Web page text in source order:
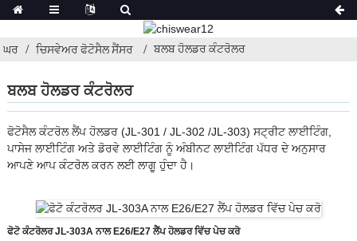
ਘਰ ਚਿਸਵੇਅਰ ਫੋਟੋਸੈਲ ਸੈਂਸਰ ਬਲਬ ਹੋਲਡਰ ਕੰਟਰੋਲਰ
ਬਲਬ ਹੋਲਡਰ ਕੰਟਰੋਲਰ
ਫੋਟੋਸੈਲ ਕੰਟਰੋਲ ਲੈਂਪ ਹੋਲਡਰ (JL-301 / JL-302 /JL-303) ਸਟ੍ਰੀਟ ਲਾਈਟਿੰਗ,
ਪਾਸੇਜ ਲਾਈਟਿੰਗ ਅਤੇ ਡੋਰਵੇ ਲਾਈਟਿੰਗ ਨੂੰ ਅੰਬੀਨਟ ਲਾਈਟਿੰਗ ਪੱਧਰ ਦੇ ਅਨੁਸਾਰ
ਆਪਣੇ ਆਪ ਕੰਟਰੋਲ ਕਰਨ ਲਈ ਲਾਗੂ ਹੁੰਦਾ ਹੈ।
ਫੋਟੋ ਕੰਟਰੋਲਰ JL-303A ਨਾਲ E26/E27 ਲੈਂਪ ਹੋਲਡਰ ਵਿੱਚ ਪੇਚ ਕਰੋ